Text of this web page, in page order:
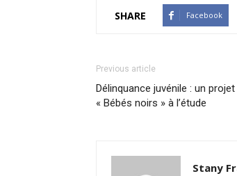
SHARE Facebook
Previous article
Délinquance juvénile : un
« Bébés noirs » à l’étude
Stany